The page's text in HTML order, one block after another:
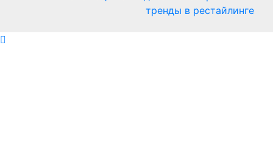
тренды в рестайлинге